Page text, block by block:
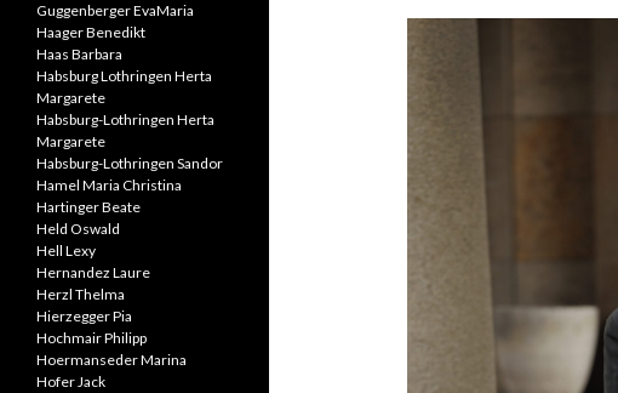
Guggenberger EvaMaria
Haager Benedikt
Haas Barbara
Habsburg Lothringen Herta
Margarete
Habsburg-Lothringen Herta
Margarete
Habsburg-Lothringen Sandor
Hamel Maria Christina
Hartinger Beate
Held Oswald
Hell Lexy
Hernandez Laure
Herzl Thelma
Hierzegger Pia
Hochmair Philipp
Hoermanseder Marina
Hofer Jack